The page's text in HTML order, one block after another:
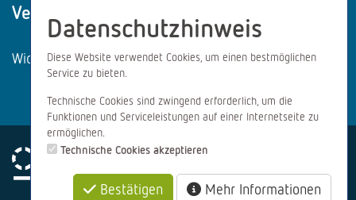
Vertrag wiederrufen:
Widerrufsformular
Impressum Datenschutz AGB
Datenschutzhinweis
Diese Website verwendet Cookies, um einen bestmöglichen
Service zu bieten.
Technische Cookies sind zwingend erforderlich, um die
Funktionen und Serviceleistungen auf einer Internetseite zu
ermöglichen.
Technische Cookies akzeptieren
Bestätigen Mehr Informationen